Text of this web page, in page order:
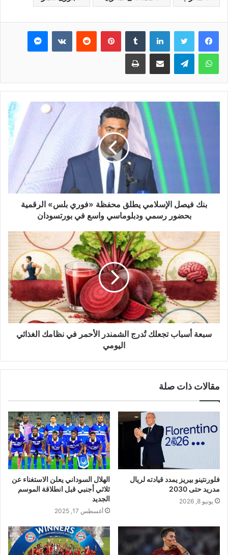
فيسبوك تويتر لينكدإن بينتيريست ماسنجر
واتساب تيلقرام مشاركة عبر البريد طباعة
بنك فيصل الإسلامي يطلق محفظة «فوري بلس» الرقمية
بحضور رسمي ودبلوماسي واسع في بورتسودان
سبعة أسباب تجعلك تُدرج الشمندر الأحمر في نظامك الغذائي
اليومي
مقالات ذات صلة
فلورنتينو بيريز يمدد قيادته لريال
مدريد حتى 2030
يونيو 8, 2026
الهلال السوداني يعلن الاستغناء عن
ثلاثي أجنبي قبل انطلاقة الموسم
الجديد
أغسطس 17, 2025